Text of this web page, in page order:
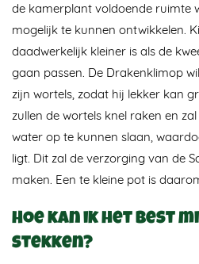
de kamerplant voldoende ruimte
mogelijk te kunnen ontwikkelen.
daadwerkelijk kleiner is als de
gaan passen. De Drakenklimop
zijn wortels, zodat hij lekker kan
zullen de wortels knel raken en
water op te kunnen slaan,
ligt. Dit zal de verzorging van de
maken. Een te kleine pot is
Hoe kan ik het best
stekken?